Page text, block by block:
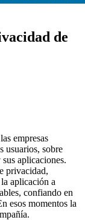
de
empresas
usuarios, sobre
aplicaciones.
privacidad,
aplicación a
confiando en
esos momentos la